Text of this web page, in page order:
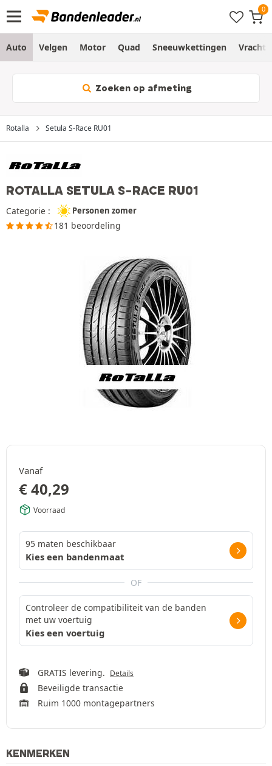
Auto Velgen Motor Quad Sneeuwkettingen
Zoeken op afmeting
Rotalla Setula S-Race RU01
ROTALLA SETULA S-RACE RU01
Categorie : Personen zomer
181 beoordeling
Vanaf
€40,29
Voorraad
95 maten beschikbaar
Kies een bandenmaat
OF
Controleer de compatibiliteit van de banden
met uw voertuig
Kies een voertuig
GRATIS levering. Details
Beveiligde transactie
Ruim 1000 montagepartners
KENMERKEN